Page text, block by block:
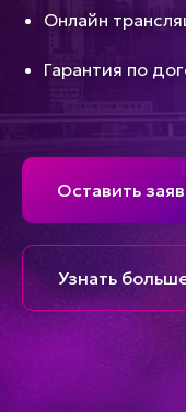
Онлайн
Гарантия по
Оставить
Узнать